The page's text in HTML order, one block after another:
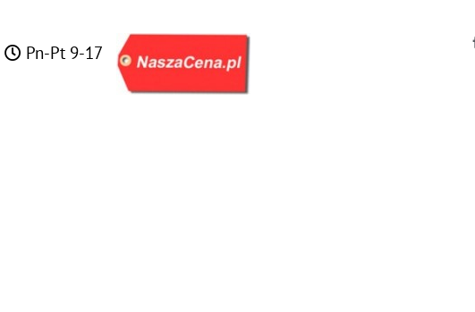
Pn-Pt 9-17